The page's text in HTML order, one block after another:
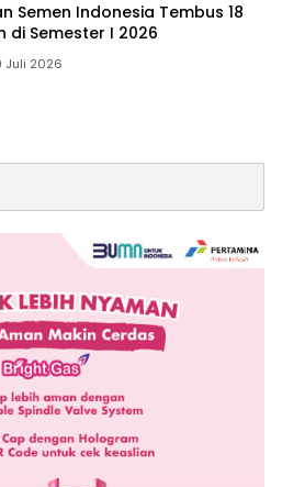
Semen Indonesia Tembus 18
di Semester I 2026
Juli 2026